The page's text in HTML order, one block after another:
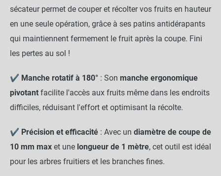
sécateur permet de couper et récolter vos fruits en hauteur
en une seule opération, grâce à ses patins antidérapants
qui maintiennent fermement le fruit après la coupe. Fini
les pertes au sol !
✔ Manche rotatif à 180° : Son manche ergonomique
pivotant facilite l'accès aux fruits même dans les endroits
difficiles, réduisant l'effort et optimisant la récolte.
✔ Précision et efficacité : Avec un diamètre de coupe de
10 mm max et une longueur de 1 mètre, cet outil est idéal
pour les arbres fruitiers et les branches fines.